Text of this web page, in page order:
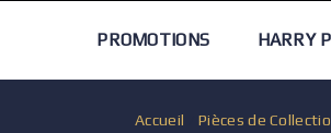
PROMOTIONS HARRY
Accueil /Pièces de